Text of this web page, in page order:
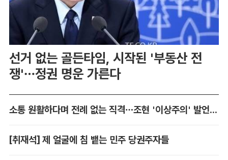
선거 없는 골든타임, 시작된 '부동산 전
쟁'…정권 명운 가른다
소통 원활하다며 전례 없는 직격…조현 '이상주의' 발언 논란
[취재석] 제 얼굴에 침 뱉는 민주 당권주자들